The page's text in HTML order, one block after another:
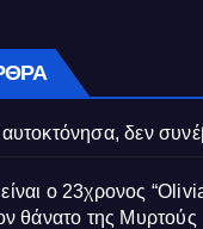
αυτοκτόνησα, δεν
ο 23χρονος
θάνατο της Μυρτούς